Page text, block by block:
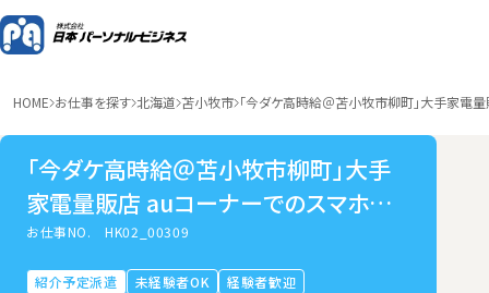
HOME お仕事を探す 北海道 苫小牧市 「今ダケ高時給＠苫小牧市柳町」大手家電
「今ダケ高時給＠苫小牧市柳町」大手
家電量販店 auコーナーでのスマホ販
売・接客
お仕事NO.HK02_00309
紹介予定派遣 未経験者OK
経験者歓迎